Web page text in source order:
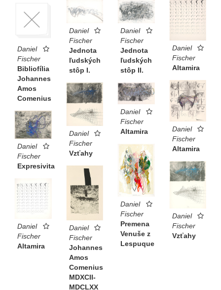
Daniel
Fischer
Bibliofília
Johannes
Amos
Comenius
Daniel
Fischer
Jednota
ľudských
stôp I.
Daniel
Fischer
Jednota
ľudských
stôp II.
Daniel
Fischer
Altamira
Daniel
Fischer
Altamira
Daniel
Fischer
Vzťahy
Daniel
Fischer
Altamira
Daniel
Fischer
Expresivita
Daniel
Fischer
Premena
Venuše z
Lespuque
Daniel
Fischer
Vzťahy
Daniel
Fischer
Johannes
Amos
Comenius
MDXCII-
MDCLXX
Daniel
Fischer
Altamira